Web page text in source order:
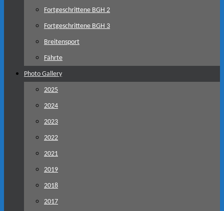
Fortgeschrittene BGH 2
Fortgeschrittene BGH 3
Breitensport
Fährte
Photo Gallery
2025
2024
2023
2022
2021
2019
2018
2017